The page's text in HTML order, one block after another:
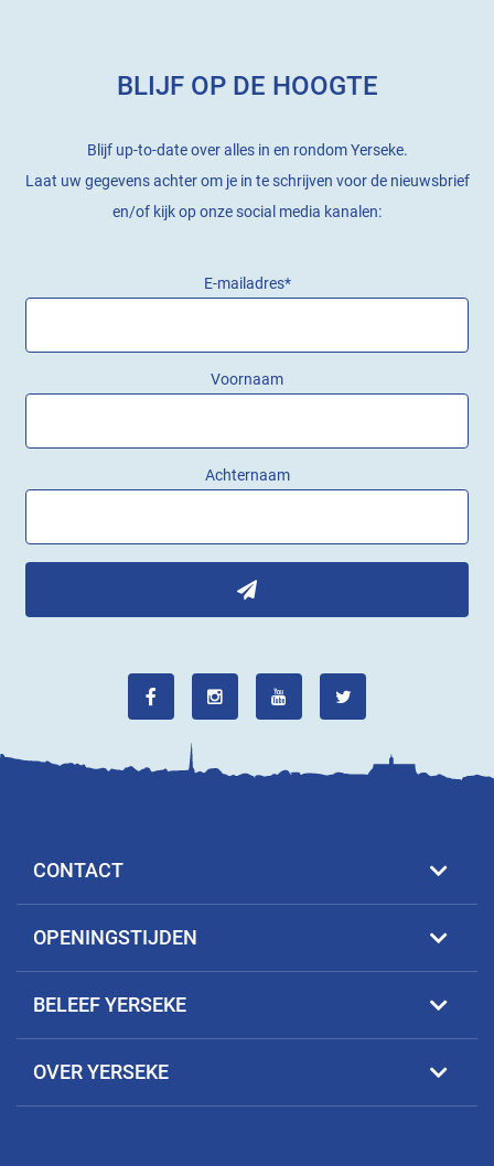
BLIJF OP DE HOOGTE
Blijf up-to-date over alles in en rondom Yerseke.
Laat uw gegevens achter om je in te schrijven voor de nieuwsbrief
en/of kijk op onze social media kanalen:
E-mailadres*
Voornaam
Achternaam
CONTACT
OPENINGSTIJDEN
BELEEF YERSEKE
OVER YERSEKE